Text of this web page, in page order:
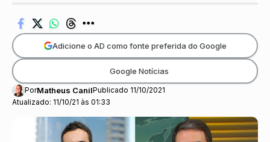
Atualizado: 11/10/21 às 01:33
PorMatheus CanilPublicado 11/10/2021
Adicione o AD como fonte preferida do Google
Google Notícias